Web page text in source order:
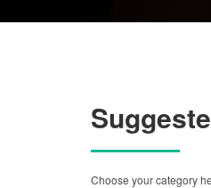
Choose your category